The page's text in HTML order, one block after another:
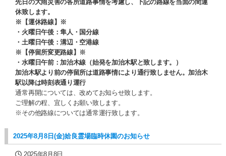
先日の大雨災害の各所道路事情を考慮し、下記の路線を当面の間運
休致します。
※【運休路線】※
・火曜日午後：隼人・国分線
・土曜日午後：溝辺・空港線
※【停留所変更路線】※
・水曜日午前：加治木線（始発を加治木駅と致します。）
加治木駅より前の停留所は道路事情により通行致しません。加治木
駅以降は時刻表通り運行
通常再開については、改めてお知らせ致します。
ご理解の程、宜しくお願い致します。
※その他路線については通常運行致します。
2025年8月8日(金)姶良霊場臨時休園のお知らせ
2025年8月8日